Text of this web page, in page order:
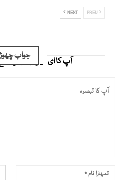
NEXT
جواب
آپ کا ای میل ایڈریس